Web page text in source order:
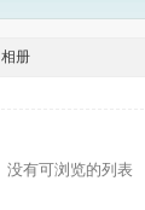
相册
没有可浏览的列表